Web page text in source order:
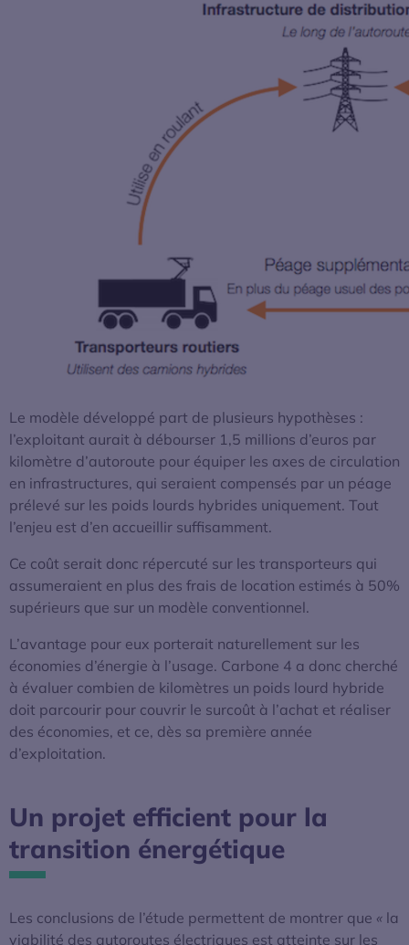
Le modèle développé part de plusieurs hypothèses :
l’exploitant aurait à débourser 1,5 millions d’euros par
kilomètre d’autoroute pour équiper les axes de circulation
en infrastructures, qui seraient compensés par un péage
prélevé sur les poids lourds hybrides uniquement. Tout
l’enjeu est d’en accueillir suffisamment.
Ce coût serait donc répercuté sur les transporteurs qui
assumeraient en plus des frais de location estimés à 50%
supérieurs que sur un modèle conventionnel.
L’avantage pour eux porterait naturellement sur les
économies d’énergie à l’usage. Carbone 4 a donc cherché
à évaluer combien de kilomètres un poids lourd hybride
doit parcourir pour couvrir le surcoût à l’achat et réaliser
des économies, et ce, dès sa première année
d’exploitation.
Un projet efficient pour la
transition énergétique
Les conclusions de l’étude permettent de montrer que « la
viabilité des autoroutes électriques est atteinte sur les